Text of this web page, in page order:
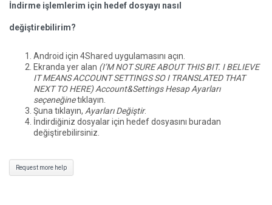
İndirme işlemlerim için hedef dosyayı nasıl
değiştirebilirim?
Android için 4Shared uygulamasını açın.
Ekranda yer alan (I’M NOT SURE ABOUT THIS BIT. I BELIEVE
IT MEANS ACCOUNT SETTINGS SO I TRANSLATED THAT
NEXT TO HERE) Account&Settings Hesap Ayarları
seçeneğinetıklayın.
Şuna tıklayın, Ayarları Değiştir.
İndirdiğiniz dosyalar için hedef dosyasını buradan
değiştirebilirsiniz.
Request more help